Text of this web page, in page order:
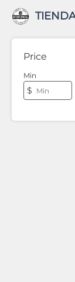
Price
Min
$